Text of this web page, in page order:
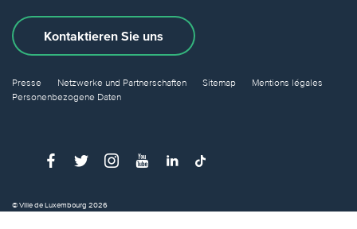
Kontaktieren Sie uns
Presse Netzwerke und Partnerschaften Sitemap
Mentions légales
Personenbezogene Daten
© Ville de Luxembourg 2026